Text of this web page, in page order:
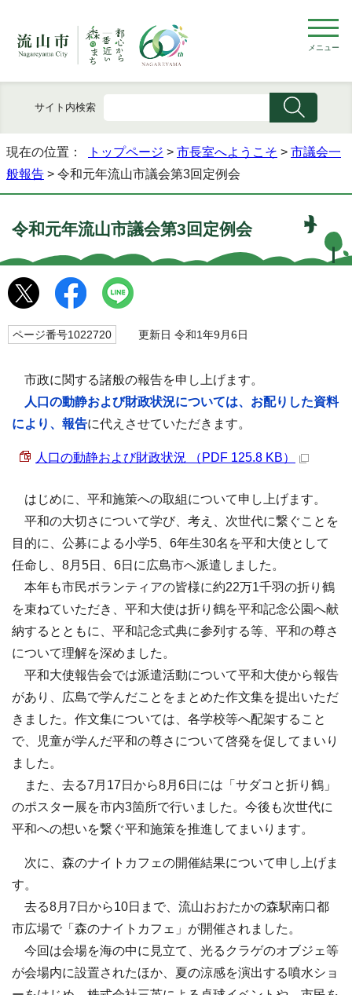
メニュー
サイト内検索
現在の位置： トップページ > 市長室へようこそ > 市議会一
般報告 > 令和元年流山市議会第3回定例会
令和元年流山市議会第3回定例会
ページ番号1022720 更新日 令和1年9月6日
市政に関する諸般の報告を申し上げます。
人口の動静および財政状況については、お配りした資料
により、報告に代えさせていただきます。
人口の動静および財政状況 （PDF 125.8 KB）
はじめに、平和施策への取組について申し上げます。
平和の大切さについて学び、考え、次世代に繋ぐことを
目的に、公募による小学5、6年生30名を平和大使として
任命し、8月5日、6日に広島市へ派遣しました。
本年も市民ボランティアの皆様に約22万1千羽の折り鶴
を束ねていただき、平和大使は折り鶴を平和記念公園へ献
納するとともに、平和記念式典に参列する等、平和の尊さ
について理解を深めました。
平和大使報告会では派遣活動について平和大使から報告
があり、広島で学んだことをまとめた作文集を提出いただ
きました。作文集については、各学校等へ配架すること
で、児童が学んだ平和の尊さについて啓発を促してまいり
ました。
また、去る7月17日から8月6日には「サダコと折り鶴」
のポスター展を市内3箇所で行いました。今後も次世代に
平和への想いを繋ぐ平和施策を推進してまいります。
次に、森のナイトカフェの開催結果について申し上げま
す。
去る8月7日から10日まで、流山おおたかの森駅南口都
市広場で「森のナイトカフェ」が開催されました。
今回は会場を海の中に見立て、光るクラゲのオブジェ等
が会場内に設置されたほか、夏の涼感を演出する噴水ショ